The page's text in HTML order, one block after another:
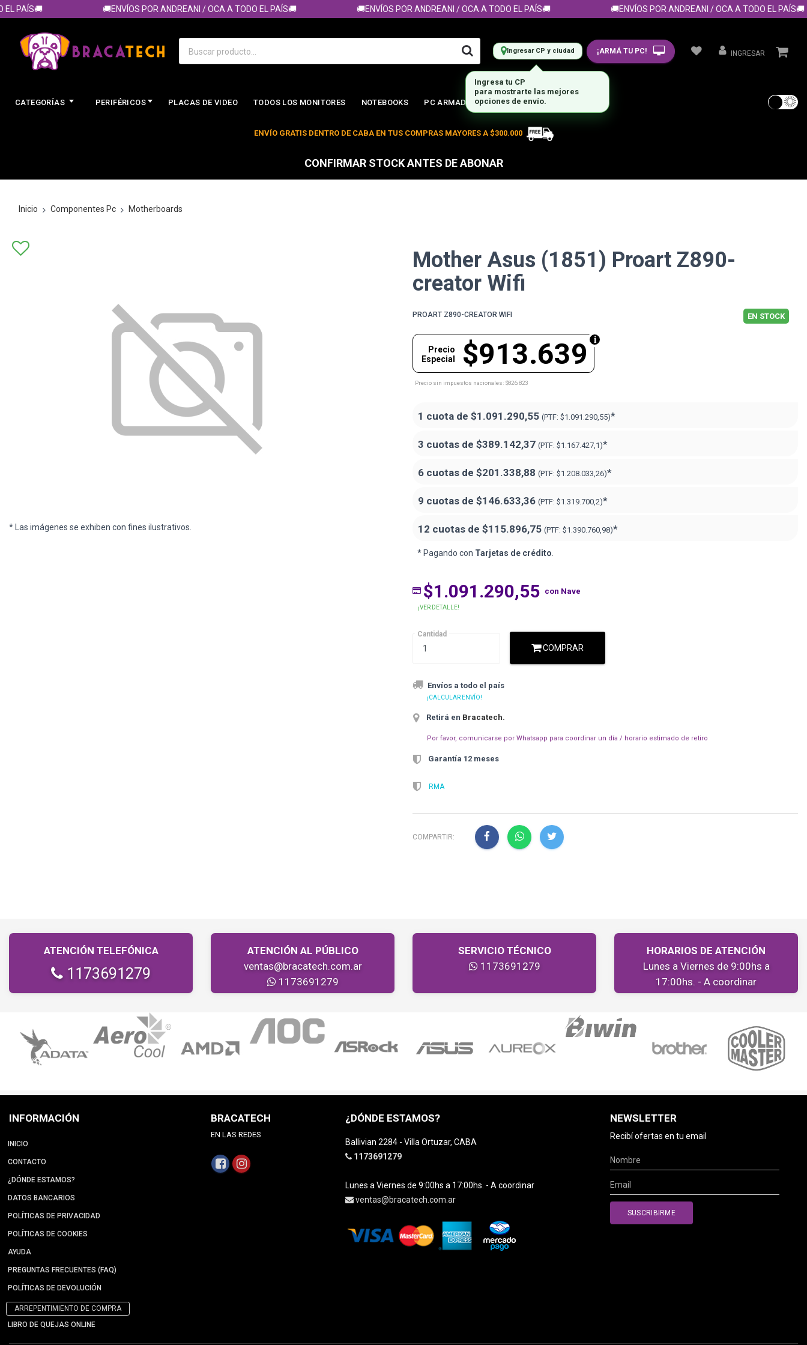
🚚ENVÍOS POR ANDREANI / OCA A TODO EL PAÍS🚚 🚚ENVÍOS POR ANDREANI / OCA A TODO EL PAÍS🚚 🚚ENVÍOS POR ANDREANI / OCA A TODO EL PAÍS🚚
Ingresar CP y ciudad ¡ARMÁ TU PC! INGRESAR
CATEGORÍAS PERIFÉRICOS PLACAS DE VIDEO TODOS LOS MONITORES NOTEBOOKS PC ARMADA
ENVÍO GRATIS DENTRO DE CABA EN TUS COMPRAS MAYORES A $300.000
CONFIRMAR STOCK ANTES DE ABONAR
Inicio Componentes Pc Motherboards
* Las imágenes se exhiben con fines ilustrativos.
Mother Asus (1851) Proart Z890-
creator Wifi
PROART Z890-CREATOR WIFI EN STOCK
$913.639
Precio
Especial
Precio sin impuestos nacionales: $826.823
1 cuota de $1.091.290,55 (PTF: $1.091.290,55)*
3 cuotas de $389.142,37 (PTF: $1.167.427,1)*
6 cuotas de $201.338,88 (PTF: $1.208.033,26)*
9 cuotas de $146.633,36 (PTF: $1.319.700,2)*
12 cuotas de $115.896,75 (PTF: $1.390.760,98)*
* Pagando con Tarjetas de crédito
$1.091.290,55 con Nave
¡VER DETALLE!
Cantidad
COMPRAR
Envíos a todo el país
¡CALCULAR ENVÍO!
Retirá en Bracatech.
Por favor, comunicarse por Whatsapp para coordinar un día / horario estimado de retiro
Garantía 12 meses
RMA
COMPARTIR:
ATENCIÓN TELEFÓNICA
1173691279
ATENCIÓN AL PÚBLICO
ventas@bracatech.com.ar
1173691279
SERVICIO TÉCNICO
1173691279
HORARIOS DE ATENCIÓN
Lunes a Viernes de 9:00hs a
17:00hs. - A coordinar
INFORMACIÓN
INICIO
CONTACTO
¿DÓNDE ESTAMOS?
DATOS BANCARIOS
POLÍTICAS DE PRIVACIDAD
POLÍTICAS DE COOKIES
AYUDA
PREGUNTAS FRECUENTES (FAQ)
POLÍTICAS DE DEVOLUCIÓN
ARREPENTIMIENTO DE COMPRA
LIBRO DE QUEJAS ONLINE
BRACATECH
EN LAS REDES
¿DÓNDE ESTAMOS?
Ballivian 2284 - Villa Ortuzar, CABA
1173691279
Lunes a Viernes de 9:00hs a 17:00hs. - A coordinar
ventas@bracatech.com.ar
NEWSLETTER
Recibí ofertas en tu email
Ingresa tu CP
para mostrarte las mejores
opciones de envío.